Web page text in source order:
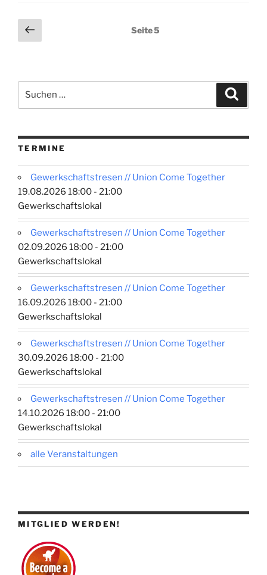
dem
FemStreik
Femstreik!
Transnational
organisieren!“
Seitennummerierung
der
Vorherige
Seite
Seite5
nach:
TERMINE
Gewerkschaftstresen // Union Come Together
19.08.2026 18:00 - 21:00
Gewerkschaftslokal
Gewerkschaftstresen // Union Come Together
02.09.2026 18:00 - 21:00
Gewerkschaftslokal
Gewerkschaftstresen // Union Come Together
16.09.2026 18:00 - 21:00
Gewerkschaftslokal
Gewerkschaftstresen // Union Come Together
30.09.2026 18:00 - 21:00
Gewerkschaftslokal
Gewerkschaftstresen // Union Come Together
14.10.2026 18:00 - 21:00
Gewerkschaftslokal
alle Veranstaltungen
MITGLIED WERDEN!